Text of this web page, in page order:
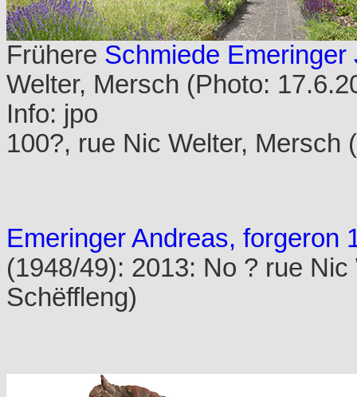
Frühere Schmiede Emeringer
Welter, Mersch (Photo:
Info: jpo
100?, rue Nic Welter, Mersch
Emeringer Andreas, forgeron
(1948/49): 2013: No ? rue
Schëffleng)